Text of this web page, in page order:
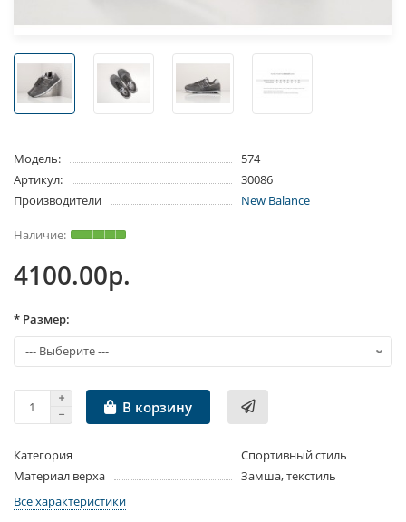
Модель:
574
Артикул:
30086
Производители
New Balance
4100.00р.
* Размер:
В корзину
Категория
Спортивный стиль
Материал верха
Замша, текстиль
Все характеристики